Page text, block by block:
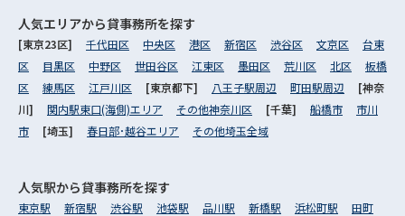
人気エリアから貸事務所を探す
[東京23区] 千代田区 中央区 港区 新宿区 渋谷区 文京区
台東
区
目黒区 中野区 世田谷区 江東区 墨田区 荒川区 北区
板橋
区
練馬区 江戸川区 [東京都下] 八王子駅周辺 町田駅周辺
[神奈
川] 関内駅東口(海側)エリア その他神奈川区 [千葉] 船橋市
市川
市
[埼玉] 春日部･越谷エリア その他埼玉全域
人気駅から貸事務所を探す
東京駅 新宿駅 渋谷駅 池袋駅 品川駅 新橋駅 浜松町駅
田町